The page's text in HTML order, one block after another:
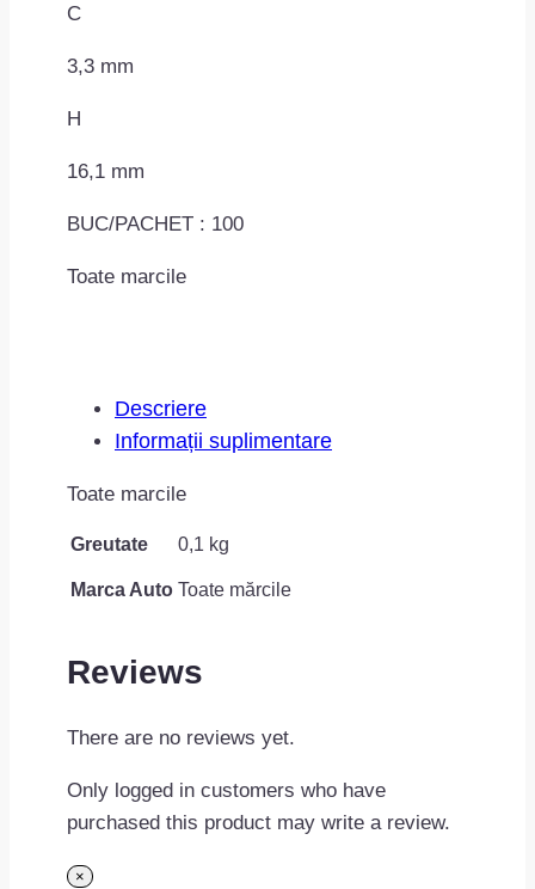
C
3,3 mm
H
16,1 mm
BUC/PACHET : 100
Toate marcile
Descriere
Informații suplimentare
Toate marcile
Greutate 0,1 kg
Marca Auto Toate mărcile
Reviews
There are no reviews yet.
Only logged in customers who have
purchased this product may write a review.
×